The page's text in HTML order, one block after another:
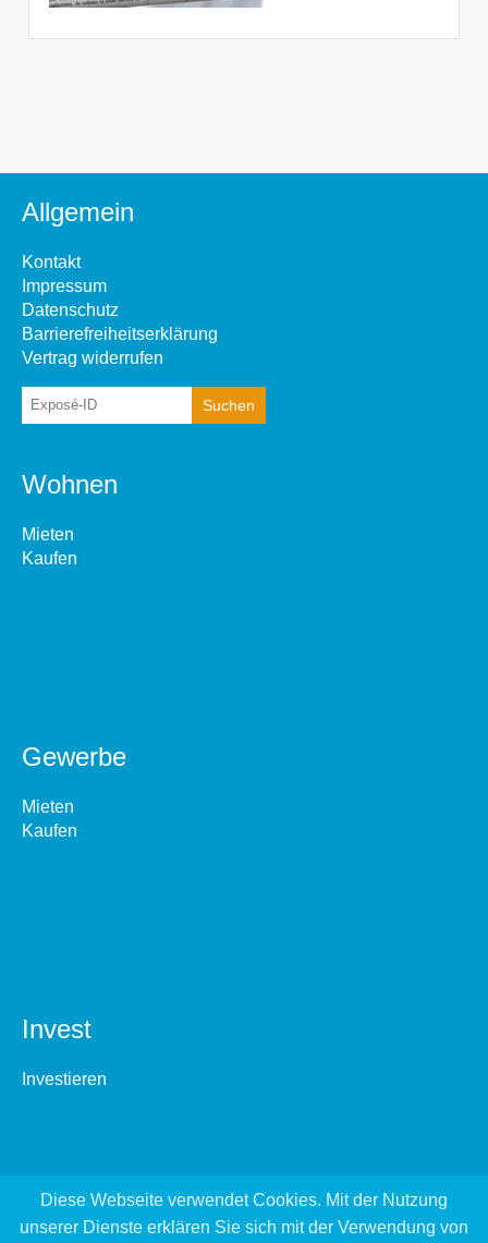
Allgemein
Kontakt
Impressum
Datenschutz
Barrierefreiheitserklärung
Vertrag widerrufen
Wohnen
Mieten
Kaufen
Gewerbe
Mieten
Kaufen
Invest
Investieren
Diese Webseite verwendet Cookies. Mit der Nutzung
unserer Dienste erklären Sie sich mit der Verwendung von